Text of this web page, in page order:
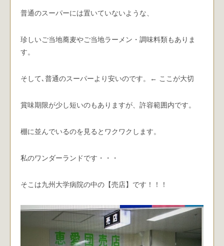
普通のスーパーには置いていないような、
珍しいご当地蕎麦やご当地ラーメン・調味料類もありま
す。
そして､普通のスーパーより安いのです。← ここが大切
賞味期限が少し短いのもありますが、許容範囲内です。
棚に並んでいるのを見るとワクワクします。
私のワンダーランドです・・・
そこは九州大学病院の中の【売店】です！！！